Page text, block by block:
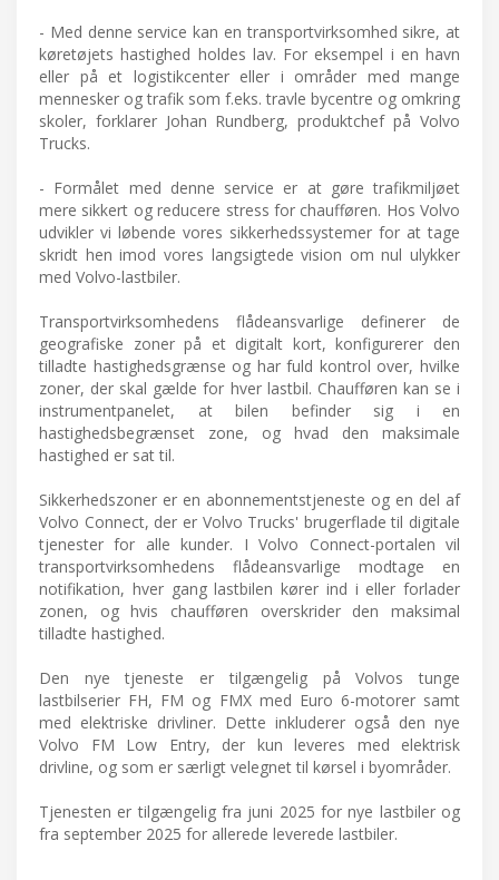
- Med denne service kan en transportvirksomhed sikre, at
køretøjets hastighed holdes lav. For eksempel i en havn
eller på et logistikcenter eller i områder med mange
mennesker og trafik som f.eks. travle bycentre og omkring
skoler, forklarer Johan Rundberg, produktchef på Volvo
Trucks.
- Formålet med denne service er at gøre trafikmiljøet
mere sikkert og reducere stress for chaufføren. Hos Volvo
udvikler vi løbende vores sikkerhedssystemer for at tage
skridt hen imod vores langsigtede vision om nul ulykker
med Volvo-lastbiler.
Transportvirksomhedens flådeansvarlige definerer de
geografiske zoner på et digitalt kort, konfigurerer den
tilladte hastighedsgrænse og har fuld kontrol over, hvilke
zoner, der skal gælde for hver lastbil. Chaufføren kan se i
instrumentpanelet, at bilen befinder sig i en
hastighedsbegrænset zone, og hvad den maksimale
hastighed er sat til.
Sikkerhedszoner er en abonnementstjeneste og en del af
Volvo Connect, der er Volvo Trucks' brugerflade til digitale
tjenester for alle kunder. I Volvo Connect-portalen vil
transportvirksomhedens flådeansvarlige modtage en
notifikation, hver gang lastbilen kører ind i eller forlader
zonen, og hvis chaufføren overskrider den maksimal
tilladte hastighed.
Den nye tjeneste er tilgængelig på Volvos tunge
lastbilserier FH, FM og FMX med Euro 6-motorer samt
med elektriske drivliner. Dette inkluderer også den nye
Volvo FM Low Entry, der kun leveres med elektrisk
drivline, og som er særligt velegnet til kørsel i byområder.
Tjenesten er tilgængelig fra juni 2025 for nye lastbiler og
fra september 2025 for allerede leverede lastbiler.